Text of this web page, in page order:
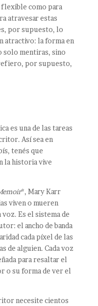
flexible como para
atravesar estas
por supuesto, lo
atractivo: la forma en
solo mentiras, sino
por supuesto,
es una de las tareas
Así sea en
tenés que
la historia vive
*, Mary Karr
viven o mueren
Es el sistema de
el ancho de banda
cada píxel de las
de alguien. Cada voz
para resaltar el
o su forma de ver el
necesite cientos